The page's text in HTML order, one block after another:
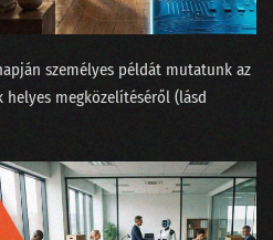
109 - Beszélgetés a skynetezésről a dataSTREAM-en
papagáj vagy Terminator?
106 - Az IBM és a német-görög filozófusok focimeccse
105 - Nyelvcsapások és a digitális gyarmatosítás
személyes példát mutatunk az
megközelítéséről (lásd